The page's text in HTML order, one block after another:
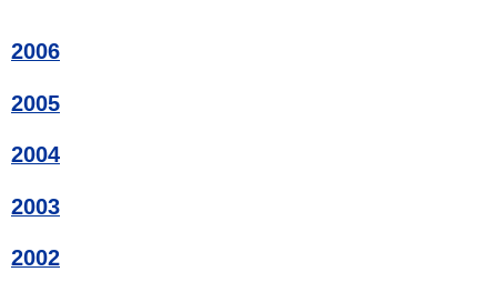
2006
2005
2004
2003
2002